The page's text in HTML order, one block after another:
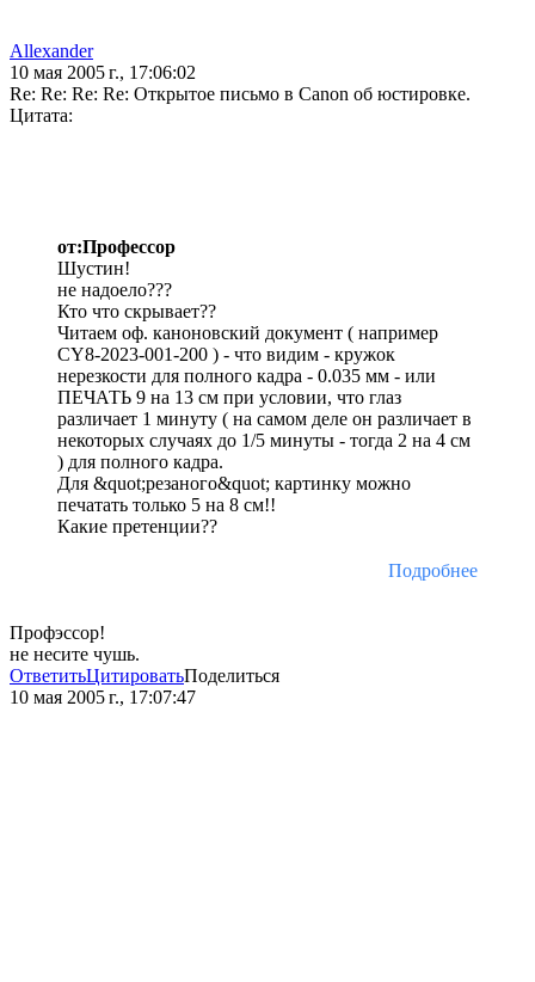
Allexander
10 мая 2005 г., 17:06:02
Re: Re: Re: Re: Открытое письмо в Canon об юстировке.
Цитата:
от:Профессор
Шустин!
не надоело???
Кто что скрывает??
Читаем оф. каноновский документ ( например
CY8-2023-001-200 ) - что видим - кружок
нерезкости для полного кадра - 0.035 мм - или
ПЕЧАТЬ 9 на 13 см при условии, что глаз
различает 1 минуту ( на самом деле он различает в
некоторых случаях до 1/5 минуты - тогда 2 на 4 см
) для полного кадра.
Для &quot;резаного&quot; картинку можно
печатать только 5 на 8 см!!
Какие претенции??
Подробнее
Профэссор!
не несите чушь.
ОтветитьЦитироватьПоделиться
10 мая 2005 г., 17:07:47